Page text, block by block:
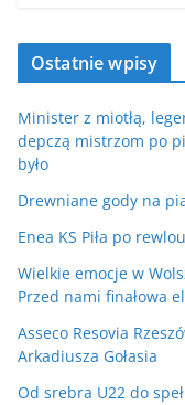
Ostatnie wpisy
Minister z miotłą,
depczą mistrzom po
było
Drewniane gody na
Enea KS Piła po
Wielkie emocje w
Przed nami finałowa
Asseco Resovia
Arkadiusza Gołasia
Od srebra U22 do